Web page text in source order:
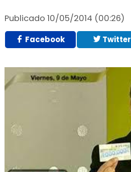
Publicado 10/05/2014 (00:26)
Facebook Twitter